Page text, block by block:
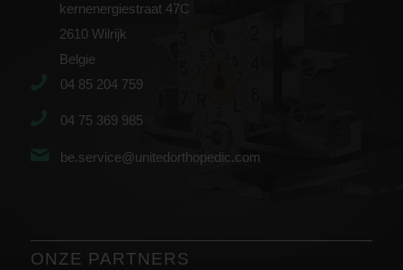
kernenergiestraat 47C
2610 Wilrijk
Belgie
04 85 204 759
04 75 369 985
be.service@unitedorthopedic.com
ONZE PARTNERS